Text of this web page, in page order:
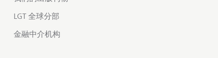
LGT 全球分部
金融中介机构